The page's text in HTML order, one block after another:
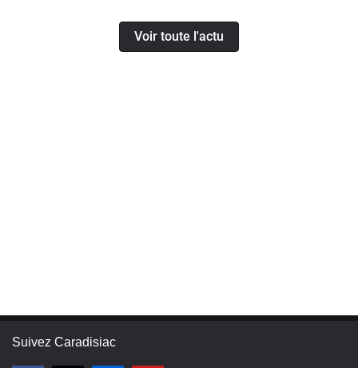
Voir toute l'actu
Suivez Caradisiac